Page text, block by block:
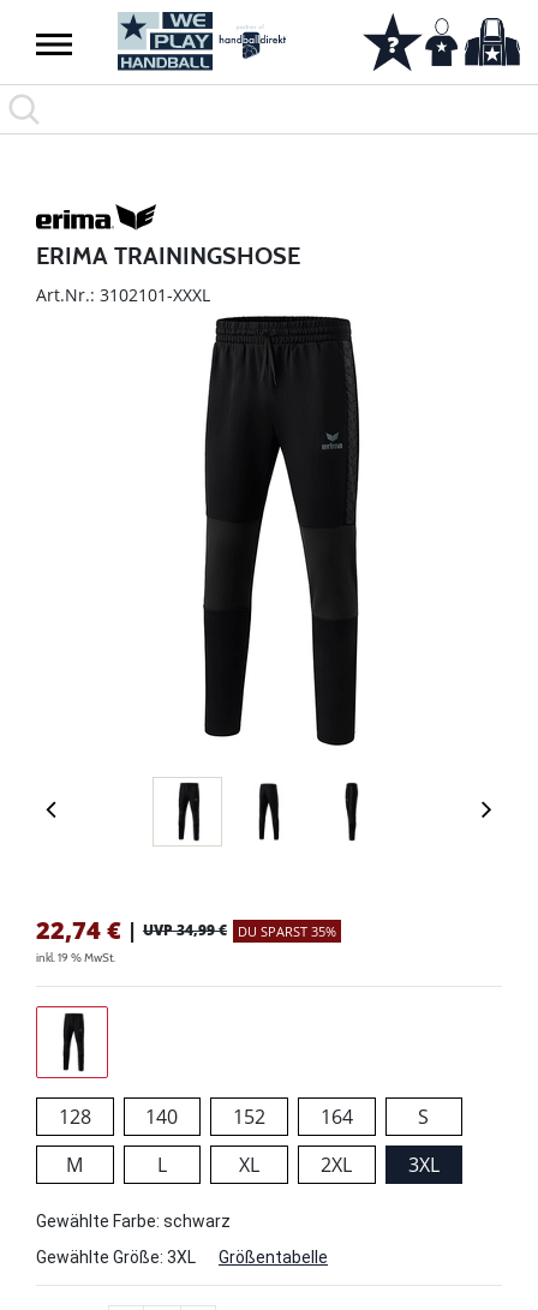
ERIMA TRAININGSHOSE
Art.Nr.: 3102101-XXXL
22,74€ | UVP 34,99 € DU SPARST 35%
inkl. 19 % MwSt.
128 140 152 164
S
M
L XL 2XL 3XL
Gewählte Farbe: schwarz
Gewählte Größe: 3XL Größentabelle